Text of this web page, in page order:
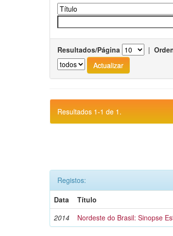
Resultados/Página |
Resultados 1-1 de 1.
Registos:
Data
Título
2014
Nordeste do Brasil: Sinopse